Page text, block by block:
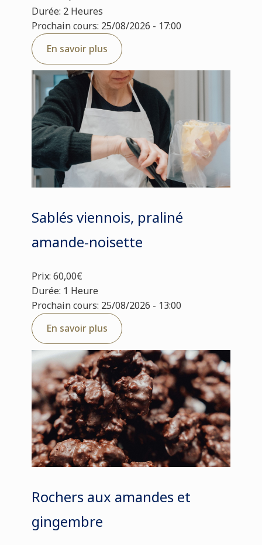
Durée: 2 Heures
Prochain cours: 25/08/2026 - 17:00
En savoir plus
Sablés viennois, praliné
amande-noisette
Prix: 60,00€
Durée: 1 Heure
Prochain cours: 25/08/2026 - 13:00
En savoir plus
Rochers aux amandes et
gingembre